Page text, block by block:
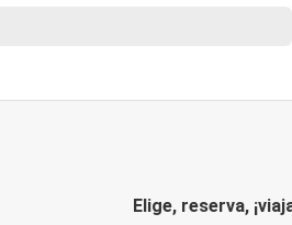
Elige, reserva,